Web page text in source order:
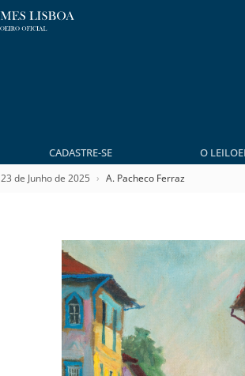
CADASTRE-SE O
23 de Junho de 2025 A. Pacheco Ferraz